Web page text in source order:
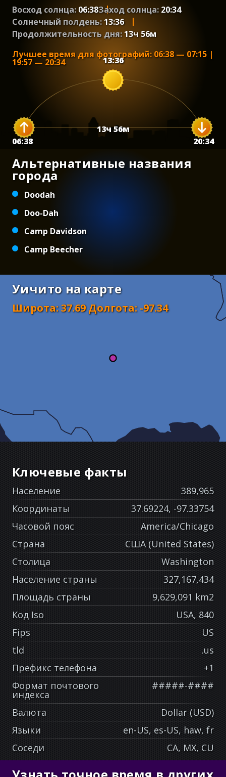
Восход солнца: 06:38Заход солнца: 20:34
Солнечный полдень: 13:36
Продолжительность дня: 13ч 56м
Лучшее время для фотографий: 06:38 — 07:15 |
19:57 — 20:34
06:38 20:34
13:36
13ч56м
Альтернативные названия
города
Doodah
Doo-Dah
Camp Davidson
Camp Beecher
Уичито на карте
Широта:37.69 Долгота:-97.34
Ключевые факты
Население
389,965
Координаты
37.69224, -97.33754
Часовой пояс
America/Chicago
Страна
США (United States)
Столица
Washington
Население страны
327,167,434
Площадь страны
9,629,091 km2
Код Iso
USA, 840
Fips
US
tld
.us
Префикс телефона
+1
Формат почтового
индекса
#####-####
Валюта
Dollar (USD)
Языки
en-US, es-US, haw, fr
Соседи
CA, MX, CU